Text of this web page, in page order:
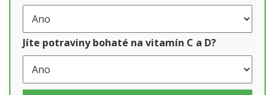
Jíte potraviny bohaté na vitamín C a D?